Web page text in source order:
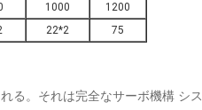
1000
1200
22*2 75
る。それは完全なサーボ機構 シス